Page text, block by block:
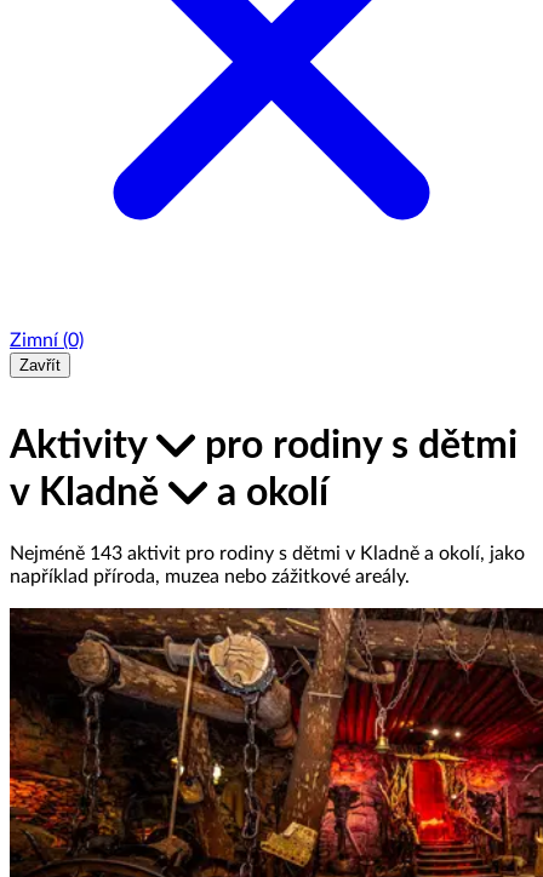
Zimní (0)
Zavřít
Aktivity
pro rodiny s dětmi
v Kladně
a okolí
Nejméně 143 aktivit pro rodiny s dětmi v Kladně a okolí, jako
například příroda, muzea nebo zážitkové areály.